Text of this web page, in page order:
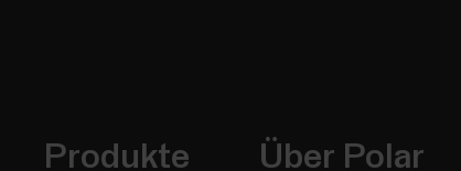
Produkte Über Polar